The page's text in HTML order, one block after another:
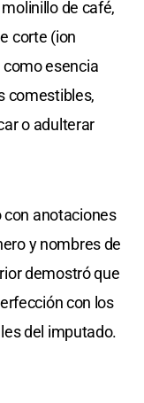
de café,
corte (ion
como esencia
comestibles,
o adulterar
con anotaciones
y nombres de
demostró que
con los
del imputado.